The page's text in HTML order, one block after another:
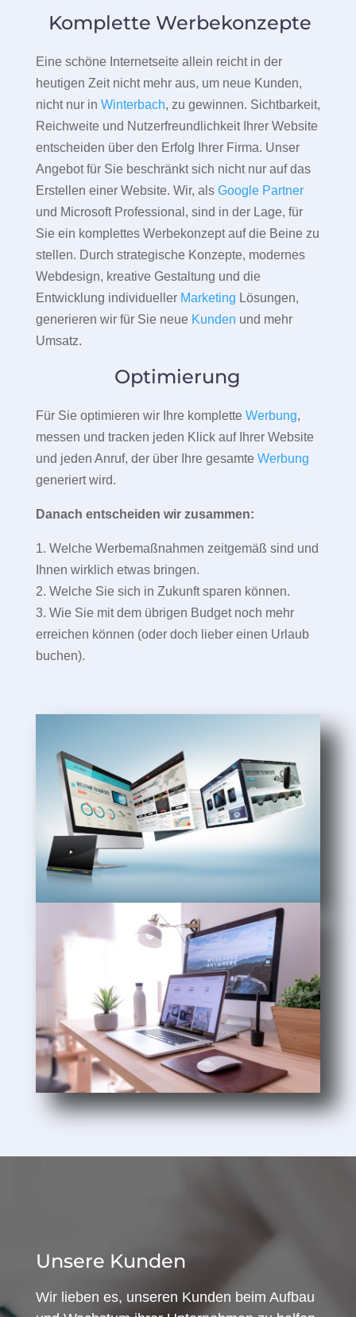
Komplette Werbekonzepte
Eine schöne Internetseite allein reicht in der
heutigen Zeit nicht mehr aus, um neue Kunden,
nicht nur in Winterbach, zu gewinnen. Sichtbarkeit,
Reichweite und Nutzerfreundlichkeit Ihrer Website
entscheiden über den Erfolg Ihrer Firma. Unser
Angebot für Sie beschränkt sich nicht nur auf das
Erstellen einer Website. Wir, als Google Partner
und Microsoft Professional, sind in der Lage, für
Sie ein komplettes Werbekonzept auf die Beine zu
stellen. Durch strategische Konzepte, modernes
Webdesign, kreative Gestaltung und die
Entwicklung individueller Marketing Lösungen,
generieren wir für Sie neue Kunden und mehr
Umsatz.
Optimierung
Für Sie optimieren wir Ihre komplette Werbung,
messen und tracken jeden Klick auf Ihrer Website
und jeden Anruf, der über Ihre gesamte Werbung
generiert wird.
Danach entscheiden wir zusammen:
1. Welche Werbemaßnahmen zeitgemäß sind und
Ihnen wirklich etwas bringen.
2. Welche Sie sich in Zukunft sparen können.
3. Wie Sie mit dem übrigen Budget noch mehr
erreichen können (oder doch lieber einen Urlaub
buchen).
Unsere Kunden
Wir lieben es, unseren Kunden beim Aufbau